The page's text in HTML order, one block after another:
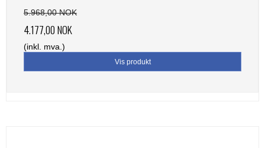
5.968,00 NOK
4.177,00 NOK
(inkl. mva.)
Vis produkt